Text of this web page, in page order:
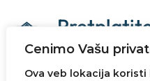
Cenimo Vašu
Ova veb lokacija koristi
newsletter